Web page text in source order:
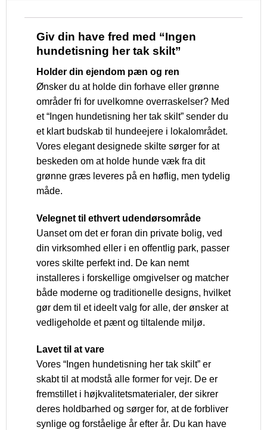
Giv din have fred med “Ingen
hundetisning her tak skilt”
Holder din ejendom pæn og ren
Ønsker du at holde din forhave eller grønne
områder fri for uvelkomne overraskelser? Med
et “Ingen hundetisning her tak skilt” sender du
et klart budskab til hundeejere i lokalområdet.
Vores elegant designede skilte sørger for at
beskeden om at holde hunde væk fra dit
grønne græs leveres på en høflig, men tydelig
måde.
Velegnet til ethvert udendørsområde
Uanset om det er foran din private bolig, ved
din virksomhed eller i en offentlig park, passer
vores skilte perfekt ind. De kan nemt
installeres i forskellige omgivelser og matcher
både moderne og traditionelle designs, hvilket
gør dem til et ideelt valg for alle, der ønsker at
vedligeholde et pænt og tiltalende miljø.
Lavet til at vare
Vores “Ingen hundetisning her tak skilt” er
skabt til at modstå alle former for vejr. De er
fremstillet i højkvalitetsmaterialer, der sikrer
deres holdbarhed og sørger for, at de forbliver
synlige og forståelige år efter år. Du kan have